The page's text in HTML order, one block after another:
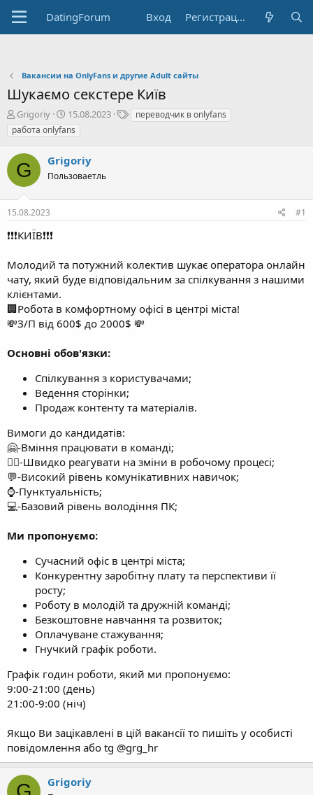
DatingForum Вход Регистрация
Вакансии на OnlyFans и другие Adult сайты
Шукаємо секстере Київ
А
в
т
о
р
т
е
м
ы
Grigoriy
Д
а
т
н
а
а
15.08.2023
Тпереводчик в onlyfans
работа onlyfans
G Grigoriy
Пользоваетль
15.08.2023 #1
❗️❗️❗️КИЇВ❗️❗️❗️
Молодий та потужний колектив шукає оператора онлайн
чату, який буде відповідальним за спілкування з нашими
клієнтами.
🏢Робота в комфортному офісі в центрі міста!
💸З/П від 600$ до 2000$ 💸
Основні обов'язки:
Спілкування з користувачами;
Ведення сторінки;
Продаж контенту та матеріалів.
Вимоги до кандидатів:
🤗-Вміння працювати в команді;
🏃‍♂️-Швидко реагувати на зміни в робочому процесі;
💬-Високий рівень комунікативних навичок;
⌚️-Пунктуальність;
💻-Базовий рівень володіння ПК;
Ми пропонуємо:
Сучасний офіс в центрі міста;
Конкурентну заробітну плату та перспективи її
росту;
Роботу в молодій та дружній команді;
Безкоштовне навчання та розвиток;
Оплачуване стажування;
Гнучкий графік роботи.
Графік годин роботи, який ми пропонуємо:
9:00-21:00 (день)
21:00-9:00 (ніч)
Якщо Ви зацікавлені в цій вакансії то пишіть у особисті
повідомлення або tg @grg_hr
Grigoriy